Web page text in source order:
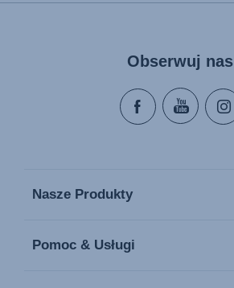
Obserwuj nas
Nasze Produkty
Pomoc & Usługi